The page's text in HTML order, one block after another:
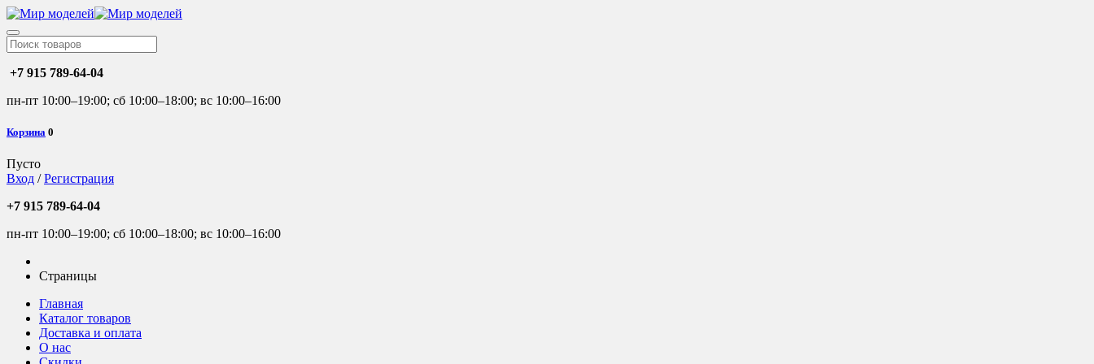
+7 915 789-64-04
пн-пт 10:00–19:00; сб 10:00–18:00; вс 10:00–16:00
Корзина 0
Пусто
Вход /Регистрация
+7 915 789-64-04
пн-пт 10:00–19:00; сб 10:00–18:00; вс 10:00–16:00
Страницы
Главная
Каталог товаров
Доставка и оплата
О нас